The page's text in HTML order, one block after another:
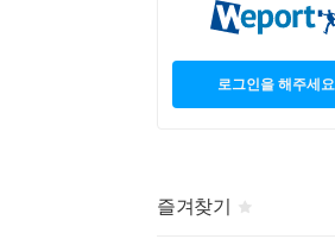
로그인을 해주세요
즐겨찾기